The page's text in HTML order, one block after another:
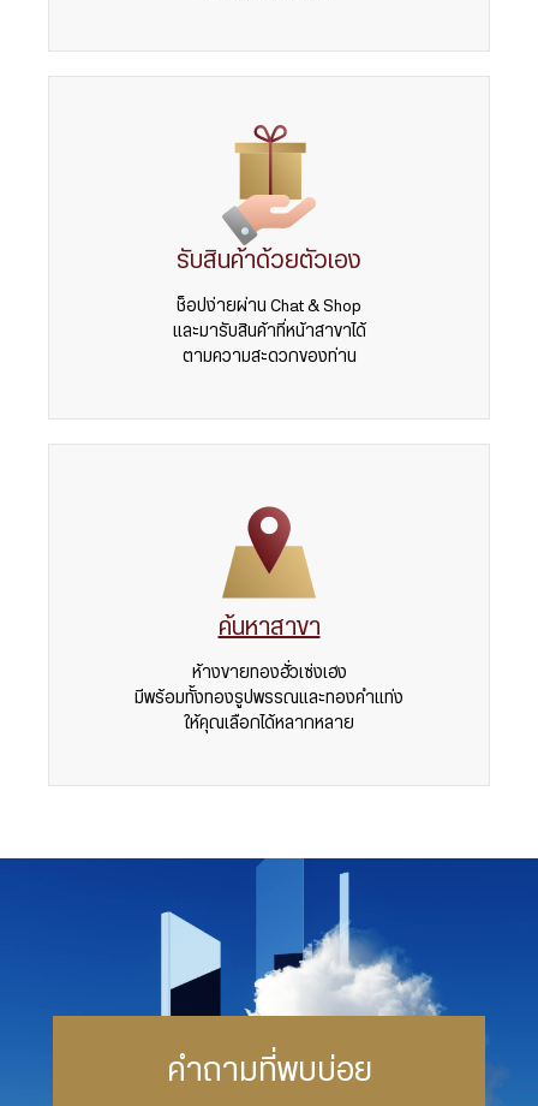
รับสินค้าด้วยตัวเอง
ช็อปง่ายผ่าน Chat & Shop
และมารับสินค้าที่หน้าสาขาได้
ตามความสะดวกของท่าน
ค้นหาสาขา
ห้างขายทองฮั่วเซ่งเฮง
มีพร้อมทั้งทองรูปพรรณและทองคำแท่ง
ให้คุณเลือกได้หลากหลาย
คำถามที่พบบ่อย